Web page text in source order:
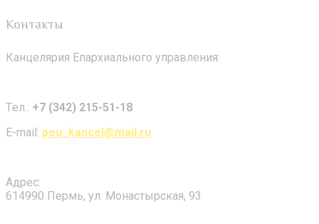
Контакты
Канцелярия Епархиального управления:
Tел.: +7 (342) 215-51-18
E-mail: peu_kancel@mail.ru
Адрес:
614990 Пермь, ул. Монастырская, 93